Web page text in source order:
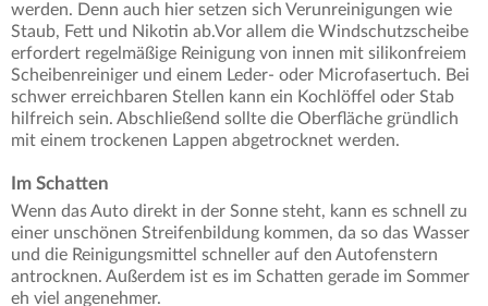
werden. Denn auch hier setzen sich Verunreinigungen wie
Staub, Fett und Nikotin ab.Vor allem die Windschutzscheibe
erfordert regelmäßige Reinigung von innen mit silikonfreiem
Scheibenreiniger und einem Leder- oder Microfasertuch. Bei
schwer erreichbaren Stellen kann ein Kochlöffel oder Stab
hilfreich sein. Abschließend sollte die Oberfläche gründlich
mit einem trockenen Lappen abgetrocknet werden.
Im Schatten
Wenn das Auto direkt in der Sonne steht, kann es schnell zu
einer unschönen Streifenbildung kommen, da so das Wasser
und die Reinigungsmittel schneller auf den Autofenstern
antrocknen. Außerdem ist es im Schatten gerade im Sommer
eh viel angenehmer.